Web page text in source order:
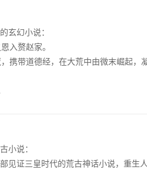
玄幻小说：
入赘赵家。
携带道德经，在大荒中由微末崛起，
小说：
见证三皇时代的荒古神话小说，重生